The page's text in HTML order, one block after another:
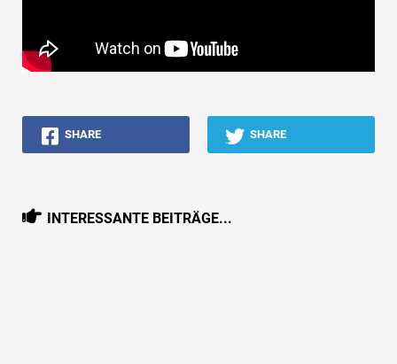
SHARE SHARE
INTERESSANTE BEITRÄGE...